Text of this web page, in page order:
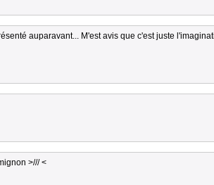
auparavant... M'est avis que c'est juste
>/// <